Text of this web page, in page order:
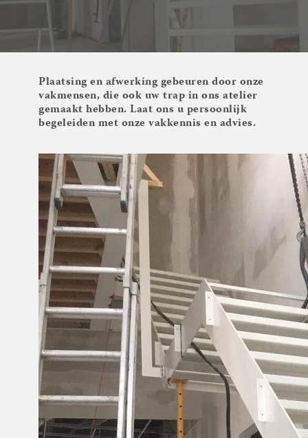
Plaatsing en afwerking gebeuren door onze
vakmensen, die ook uw trap in ons atelier
gemaakt hebben. Laat ons u persoonlijk
begeleiden met onze vakkennis en advies.